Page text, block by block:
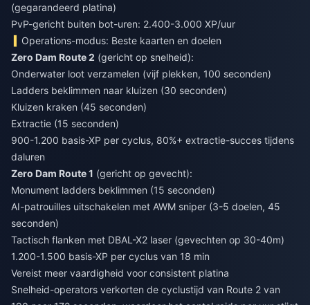
(gegarandeerd platina)
PvP-gericht buiten bot-uren: 2.400-3.000 XP/uur
Operations-modus: Beste kaarten en doelen
Zero Dam Route 2 (gericht op snelheid):
Onderwater loot verzamelen (vijf plekken, 100 seconden)
Ladders beklimmen naar kluizen (30 seconden)
Kluizen kraken (45 seconden)
Extractie (15 seconden)
900-1.200 basis-XP per cyclus, 80%+ extractie-succes tijdens
daluren
Zero Dam Route 1 (gericht op gevecht):
Monument ladders beklimmen (15 seconden)
AI-patrouilles uitschakelen met AWM sniper (3-5 doelen, 45
seconden)
Tactisch flanken met DBAL-X2 laser (gevechten op 30-40m)
1.200-1.500 basis-XP per cyclus van 18 min
Vereist meer vaardigheid voor consistent platina
Snelheid-operators verkorten de cyclustijd van Route 2 van